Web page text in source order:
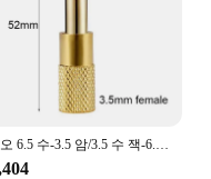
excellent choice
to offer reliable
Set is